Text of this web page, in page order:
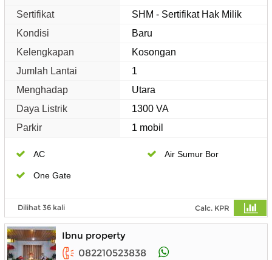
Sertifikat
SHM - Sertifikat Hak Milik
Kondisi
Baru
Kelengkapan
Kosongan
Jumlah Lantai
1
Menghadap
Utara
Daya Listrik
1300 VA
Parkir
1 mobil
AC Air Sumur Bor
One Gate
Dilihat 36 kali Calc. KPR
Ibnu property
082210523838